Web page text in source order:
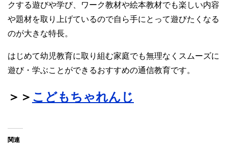
クする遊びや学び、ワーク教材や絵本教材でも楽しい内容
や題材を取り上げているので自ら手にとって遊びたくなる
のが大きな特長。
はじめて幼児教育に取り組む家庭でも無理なくスムーズに
遊び・学ぶことができるおすすめの通信教育です。
＞＞ こどもちゃれんじ
関連